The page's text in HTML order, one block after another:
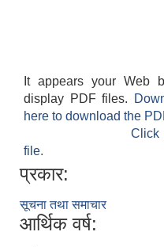
It appears your Web
display PDF files.
here to download the
file.
प्रकार:
सूचना तथा समाचार
आर्थिक वर्ष: